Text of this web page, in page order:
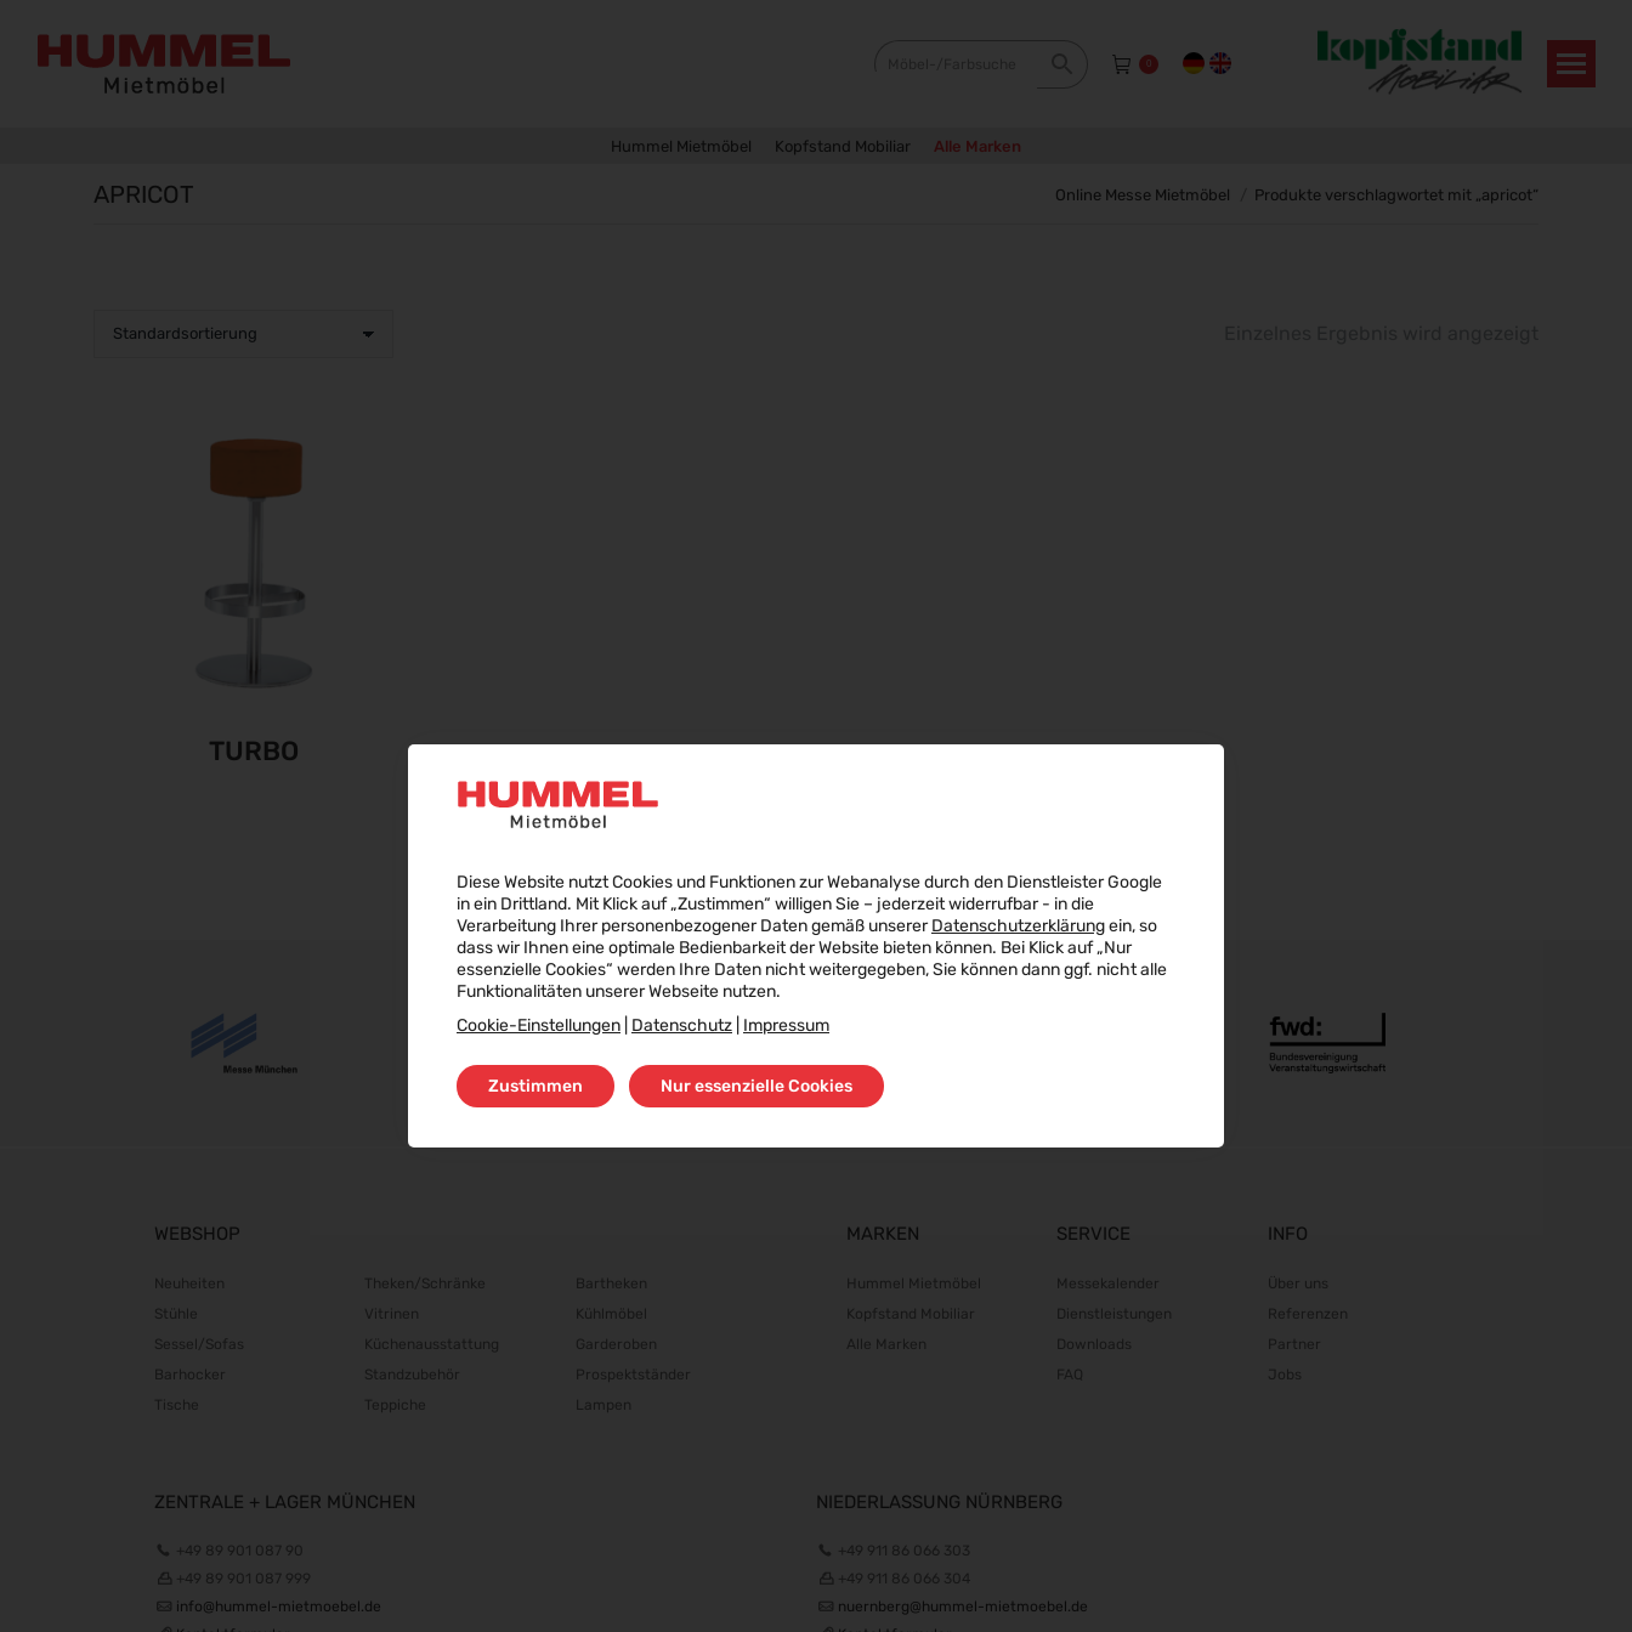
0
Hummel Mietmöbel Kopfstand Mobiliar Alle Marken
APRICOT Sie befinden sich hier:
Online Messe Mietmöbel Produkte verschlagwortet mit „apricot“
TURBO
WEBSHOP
Neuheiten
Stühle
Sessel/Sofas
Barhocker
Tische
Theken/Schränke
Vitrinen
Küchenausstattung
Standzubehör
Teppiche
Bartheken
Kühlmöbel
Garderoben
Prospektständer
Lampen
MARKEN
Hummel Mietmöbel
Kopfstand Mobiliar
Alle Marken
SERVICE
Messekalender
Dienstleistungen
Downloads
FAQ
INFO
Über uns
Referenzen
Partner
Jobs
ZENTRALE + LAGER MÜNCHEN
+49 89 901 087 90
+49 89 901 087 999
info@hummel-mietmoebel.de
NIEDERLASSUNG NÜRNBERG
+49 911 86 066 303
+49 911 86 066 304
nuernberg@hummel-mietmoebel.de
Diese Website nutzt Cookies und Funktionen zur Webanalyse durch den Dienstleister Google
in ein Drittland. Mit Klick auf „Zustimmen“ willigen Sie – jederzeit widerrufbar - in die
Verarbeitung Ihrer personenbezogener Daten gemäß unsererDatenschutzerklärungein, so
dass wir Ihnen eine optimale Bedienbarkeit der Website bieten können. Bei Klick auf „Nur
essenzielle Cookies“ werden Ihre Daten nicht weitergegeben, Sie können dann ggf. nicht alle
Funktionalitäten unserer Webseite nutzen.
Cookie-Einstellungen Datenschutz Impressum
Zustimmen Nur essenzielle Cookies